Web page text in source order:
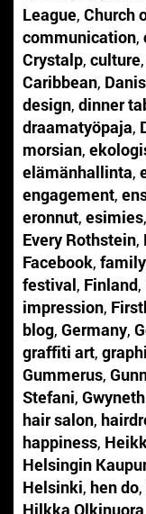
League, Church
communication,
Crystalp, culture,
Caribbean,
design, dinner
draamatyöpaja,
morsian,
elämänhallinta,
engagement,
eronnut, esimies,
Every Rothstein,
Facebook, family
festival, Finland,
impression,
blog, Germany,
graffiti art,
Gummerus,
Stefani,
hair salon,
happiness,
Helsingin
Helsinki, hen do,
Hilkka Olkinuora